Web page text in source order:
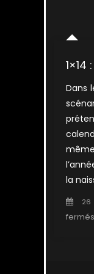
1×14
Dans
la
on
26
fermés